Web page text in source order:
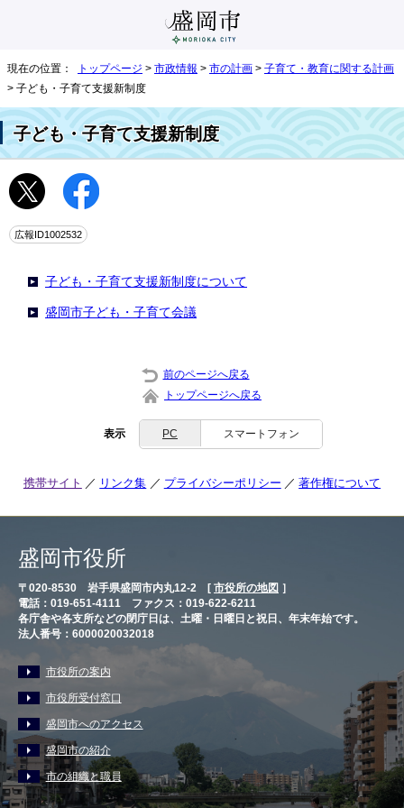
現在の位置： トップページ > 市政情報 > 市の計画 > 子育て・教育に関する計画
> 子ども・子育て支援新制度
子ども・子育て支援新制度
広報ID1002532
子ども・子育て支援新制度について
盛岡市子ども・子育て会議
前のページへ戻る
トップページへ戻る
表示 PC スマートフォン
携帯サイト リンク集 プライバシーポリシー 著作権について
盛岡市役所
〒020-8530 岩手県盛岡市内丸12-2 [ 市役所の地図 ］
電話：019-651-4111 ファクス：019-622-6211
各庁舎や各支所などの閉庁日は、土曜・日曜日と祝日、年末年始です。
法人番号：6000020032018
市役所の案内
市役所受付窓口
盛岡市へのアクセス
盛岡市の紹介
市の組織と職員